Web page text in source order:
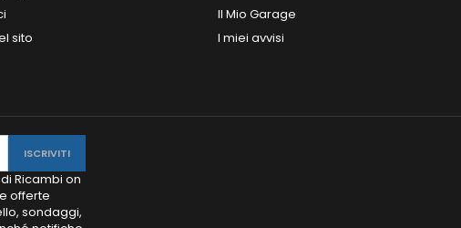
sito
Il Mio Garage
I miei avvisi
Ricambi on
offerte
sondaggi,